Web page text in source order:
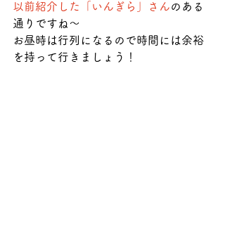
以前紹介した「いんぎら」さんのある
通りですね〜
お昼時は行列になるので時間には余裕
を持って行きましょう！